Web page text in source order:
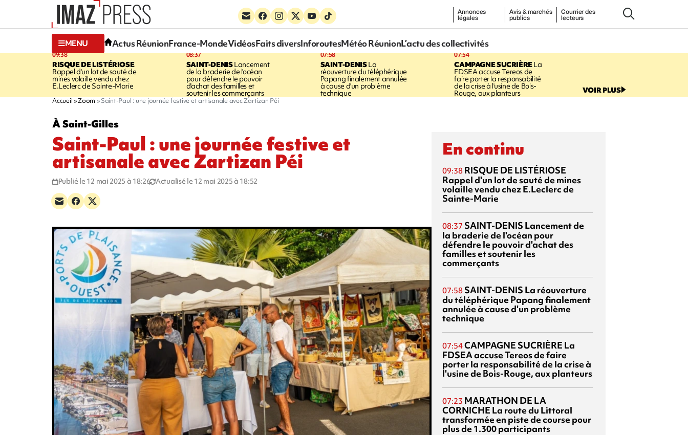
Annonces
légales
Avis & marchés
publics
Courrier des
lecteurs
MENU Actus RéunionFrance-MondeVidéosFaits diversInforoutesMétéo RéunionL’actu des collectivités
09:38
RISQUE DE LISTÉRIOSE
Rappel d'un lot de sauté de
mines volaille vendu chez
E.Leclerc de Sainte-Marie
08:37
SAINT-DENISLancement
de la braderie de l'océan
pour défendre le pouvoir
d'achat des familles et
soutenir les commerçants
07:58
SAINT-DENISLa
réouverture du téléphérique
Papang finalement annulée
à cause d'un problème
technique
07:54
CAMPAGNE SUCRIÈRELa
FDSEA accuse Tereos de
faire porter la responsabilité
de la crise à l'usine de Bois-
Rouge, aux planteurs VOIR PLUS
Accueil Zoom Saint-Paul : une journée festive et artisanale avec Zartizan Péi
À Saint-Gilles
Saint-Paul : une journée festive et
artisanale avec Zartizan Péi
Publié le 12 mai 2025 à 18:26 Actualisé le 12 mai 2025 à 18:52
En continu
09:38 RISQUE DE LISTÉRIOSE
Rappel d'un lot de sauté de mines
volaille vendu chez E.Leclerc de
Sainte-Marie
08:37 SAINT-DENIS Lancement de
la braderie de l'océan pour
défendre le pouvoir d'achat des
familles et soutenir les
commerçants
07:58 SAINT-DENIS La réouverture
du téléphérique Papang finalement
annulée à cause d'un problème
technique
07:54CAMPAGNE SUCRIÈRE La
FDSEA accuse Tereos de faire
porter la responsabilité de la crise à
l'usine de Bois-Rouge, aux planteurs
07:23 MARATHON DE LA
CORNICHE La route du Littoral
transformée en piste de course pour
plus de 1.300 participants